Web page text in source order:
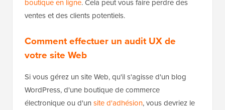
boutique en ligne. Cela peut vous faire perdre des
ventes et des clients potentiels.
Comment effectuer un audit UX de
votre site Web
Si vous gérez un site Web, qu'il s'agisse d'un blog
WordPress, d'une boutique de commerce
électronique ou d'un site d'adhésion, vous devriez le